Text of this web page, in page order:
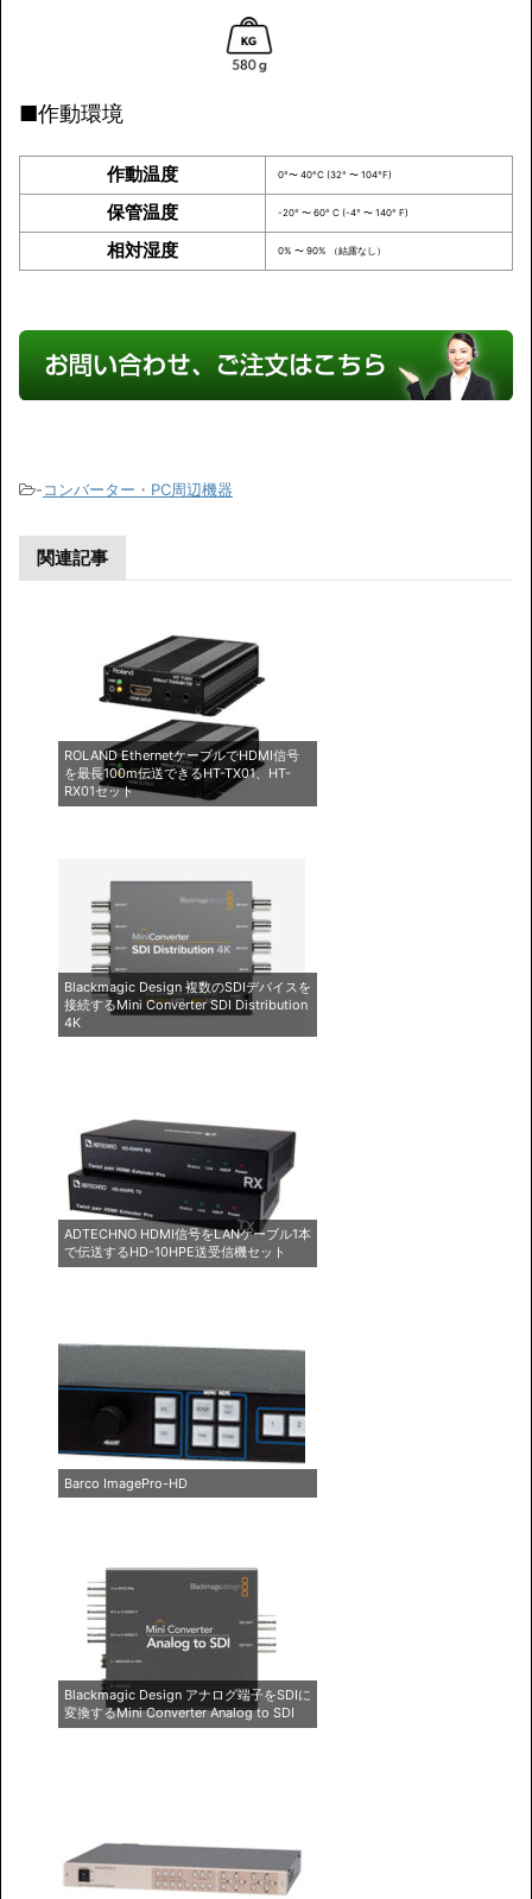
■作動環境
作動温度 0°〜 40°C (32° 〜 104°F)
保管温度 -20° 〜 60° C (-4° 〜 140° F)
相対湿度 0% 〜 90% （結露なし）
-コンバーター・PC周辺機器
関連記事
ROLAND EthernetケーブルでHDMI信号
を最長100m伝送できるHT-TX01、HT-
RX01セット
Blackmagic Design 複数のSDIデバイスを
接続するMini Converter SDI Distribution
4K
ADTECHNO HDMI信号をLANケーブル1本
で伝送するHD-10HPE送受信機セット
Barco ImagePro-HD
Blackmagic Design アナログ端子をSDIに
変換するMini Converter Analog to SDI